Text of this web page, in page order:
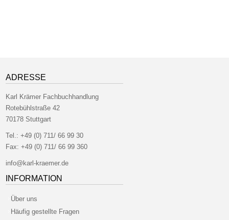
ADRESSE
Karl Krämer Fachbuchhandlung
Rotebühlstraße 42
70178 Stuttgart
Tel.:+49 (0) 711/ 66 99 30
Fax: +49 (0) 711/ 66 99 360
info@karl-kraemer.de
INFORMATION
Über uns
Häufig gestellte Fragen